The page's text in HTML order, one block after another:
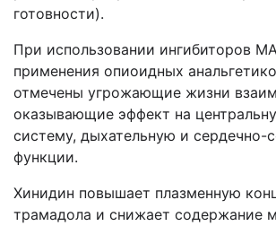
готовности).
При использовании ингибиторов
применения опиоидных
отмечены угрожающие жизни
оказывающие эффект на
систему, дыхательную и сердечно-
функции.
Хинидин повышает плазменную
трамадола и снижает содержание